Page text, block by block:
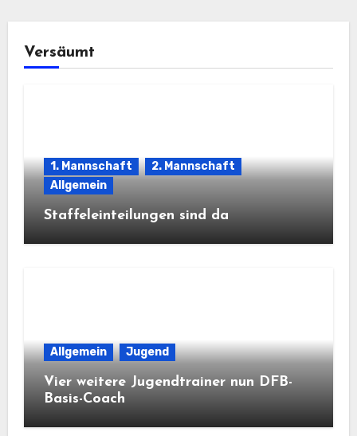
Versäumt
1. Mannschaft
2. Mannschaft
Allgemein
Staffeleinteilungen sind da
Allgemein Jugend
Vier weitere Jugendtrainer nun DFB-
Basis-Coach